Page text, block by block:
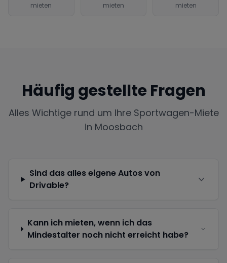
mieten mieten mieten
Häufig gestellte Fragen
Alles Wichtige rund um Ihre Sportwagen-Miete
in Moosbach
Sind das alles eigene Autos von
Drivable?
Kann ich mieten, wenn ich das
Mindestalter noch nicht erreicht habe?